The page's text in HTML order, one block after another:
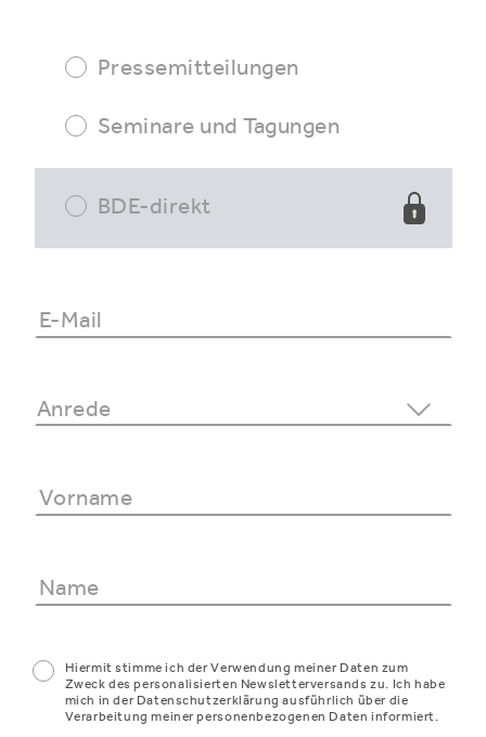
Pressemitteilungen
Seminare und Tagungen
BDE-direkt
Hiermit stimme ich der Verwendung meiner Daten zum
Zweck des personalisierten Newsletterversands zu. Ich habe
mich in der Datenschutzerklärung ausführlich über die
Verarbeitung meiner personenbezogenen Daten informiert.